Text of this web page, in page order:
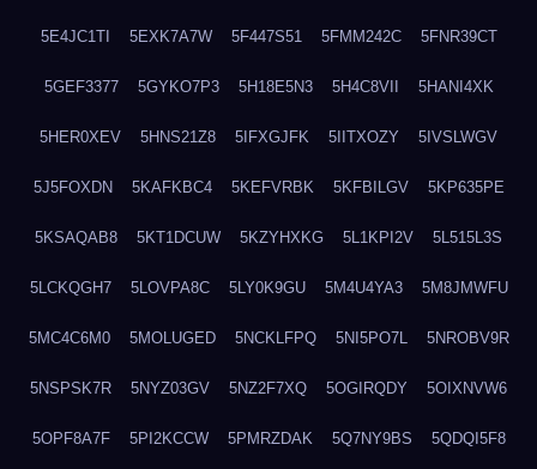
5E4JC1TI 5EXK7A7W 5F447S51 5FMM242C 5FNR39CT
5GEF3377 5GYKO7P3 5H18E5N3 5H4C8VII 5HANI4XK
5HER0XEV 5HNS21Z8 5IFXGJFK 5IITXOZY 5IVSLWGV
5J5FOXDN 5KAFKBC4 5KEFVRBK 5KFBILGV 5KP635PE
5KSAQAB8 5KT1DCUW 5KZYHXKG 5L1KPI2V 5L515L3S
5LCKQGH7 5LOVPA8C 5LY0K9GU 5M4U4YA3 5M8JMWFU
5MC4C6M0 5MOLUGED 5NCKLFPQ 5NI5PO7L 5NROBV9R
5NSPSK7R 5NYZ03GV 5NZ2F7XQ 5OGIRQDY 5OIXNVW6
5OPF8A7F 5PI2KCCW 5PMRZDAK 5Q7NY9BS 5QDQI5F8